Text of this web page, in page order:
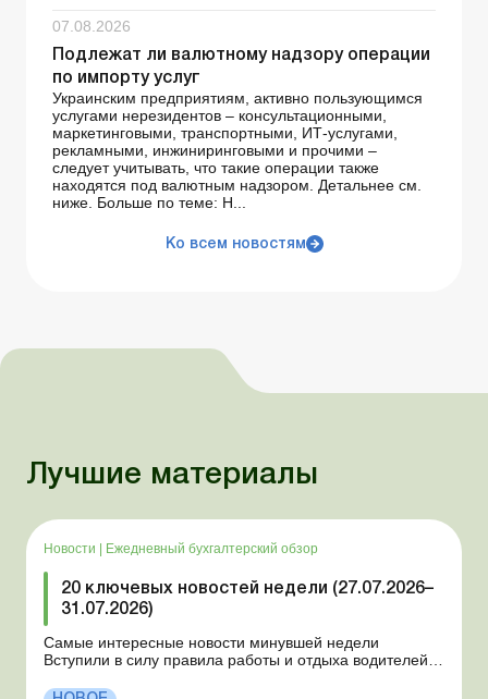
07.08.2026
Подлежат ли валютному надзору операции
по импорту услуг
Украинским предприятиям, активно пользующимся
услугами нерезидентов – консультационными,
маркетинговыми, транспортными, ИТ-услугами,
рекламными, инжиниринговыми и прочими –
следует учитывать, что такие операции также
находятся под валютным надзором. Детальнее см.
ниже. Больше по теме: Н...
Ко всем новостям
Лучшие материалы
Новости | Ежедневный бухгалтерский обзор
20 ключевых новостей недели (27.07.2026–
31.07.2026)
Самые интересные новости минувшей недели
Вступили в силу правила работы и отдыха водителей
положении Для сельхозпредприятий и ФЛП введены